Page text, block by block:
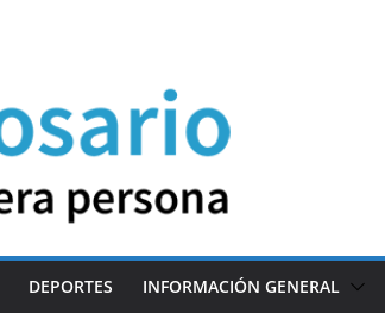
DEPORTES INFORMACIÓN GENERAL